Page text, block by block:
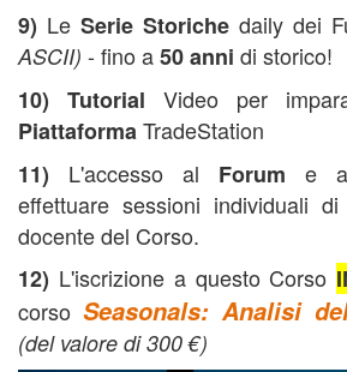
9) Le Serie Storiche daily dei
ASCII) - fino a50 anni di storico!
10)
Tutorial Video per
PiattaformaTradeStation
11) L'accesso al Forum e
effettuare sessioni individuali di
docente del Corso.
12) L'iscrizione a questo Corso
corso Seasonals: Analisi
(del valore di 300 €)